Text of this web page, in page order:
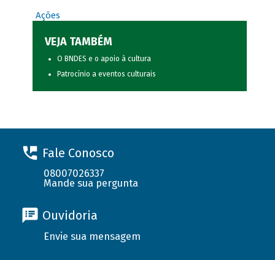
Ações
VEJA TAMBÉM
O BNDES e o apoio à cultura
Patrocínio a eventos culturais
Fale Conosco
08007026337
Mande sua pergunta
Ouvidoria
Envie sua mensagem